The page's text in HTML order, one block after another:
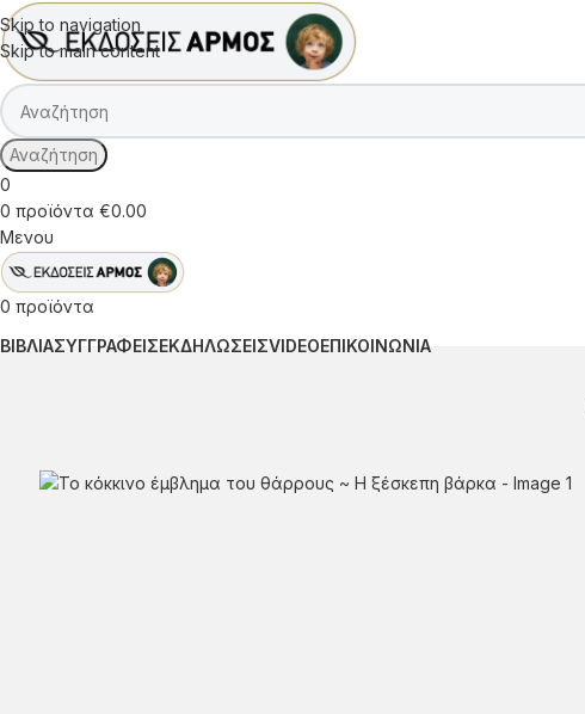
Skip to navigation
Skip to main content
Αναζήτηση
0
0 προϊόντα €0.00
Μενου
0 προϊόντα
ΒΙΒΛΙΑΣΥΓΓΡΑΦΕΙΣΕΚΔΗΛΩΣΕΙΣVIDEOΕΠΙΚΟΙΝΩΝΙΑ